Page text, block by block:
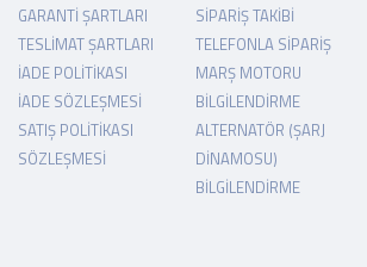
GARANTI ŞARTLARI
TESLIMAT ŞARTLARI
İADE POLITIKASI
İADE SÖZLEŞMESI
SATIŞ POLITIKASI
SÖZLEŞMESI
SIPARIŞ TAKIBI
TELEFONLA SIPARIŞ
MARŞ MOTORU
BILGILENDIRME
ALTERNATÖR (ŞARJ
DINAMOSU)
BILGILENDIRME